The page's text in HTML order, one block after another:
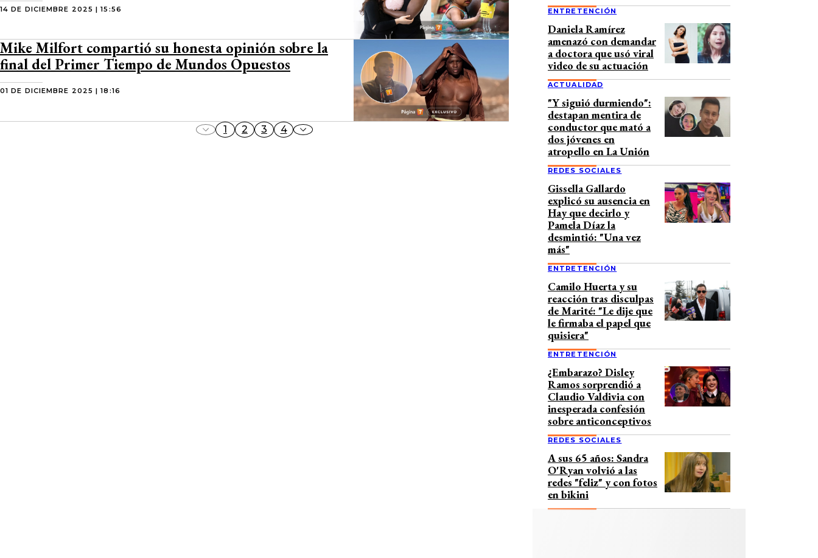
14 DE DICIEMBRE 2025 | 15:56
Mike Milfort compartió su honesta opinión sobre la
final del Primer Tiempo de Mundos Opuestos
01 DE DICIEMBRE 2025 | 18:16
1 2 3 4
ENTRETENCIÓN
Daniela Ramírez
amenazó con demandar
a doctora que usó viral
video de su actuación
ACTUALIDAD
"Y siguió durmiendo":
destapan mentira de
conductor que mató a
dos jóvenes en
atropello en La Unión
REDES SOCIALES
Gissella Gallardo
explicó su ausencia en
Hay que decirlo y
Pamela Díaz la
desmintió: "Una vez
más"
ENTRETENCIÓN
Camilo Huerta y su
reacción tras disculpas
de Marité: "Le dije que
le firmaba el papel que
quisiera"
ENTRETENCIÓN
¿Embarazo? Disley
Ramos sorprendió a
Claudio Valdivia con
inesperada confesión
sobre anticonceptivos
REDES SOCIALES
A sus 65 años: Sandra
O'Ryan volvió a las
redes "feliz" y con fotos
en bikini